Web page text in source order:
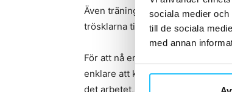
sociala medier
till de sociala
med annan
Även träningsupplägget har
trösklarna till träning och göra
För att nå en bredare målgrupp
enklare att komma igång och
det arbetet, där både Sensopro